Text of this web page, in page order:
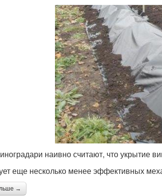
наивно считают, что укрытие
еще несколько менее эффективных
→